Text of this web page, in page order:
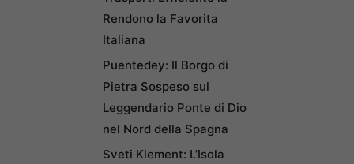
Rendono la Favorita
Italiana
Puentedey: Il Borgo di
Pietra Sospeso sul
Leggendario Ponte di Dio
nel Nord della Spagna
Sveti Klement: L’Isola